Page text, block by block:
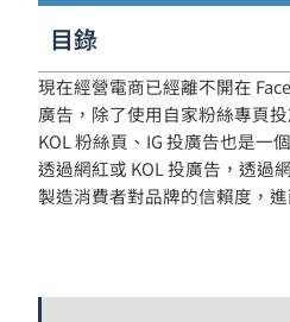
目錄
現在經營電商已經離不開在
廣告，除了使用自家粉絲專頁
KOL 粉絲頁、IG 投廣告也是一
透過網紅或 KOL 投廣告，透過
製造消費者對品牌的信賴度，